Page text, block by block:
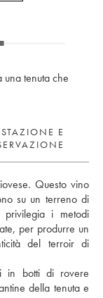
tenuta che
E
Questo vino
su un terreno di
i metodi
per produrre un
del terroir di
in botti di rovere
della tenuta e